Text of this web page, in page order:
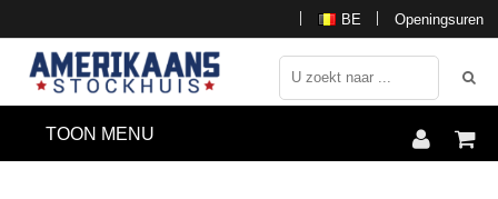
Openingsuren
BE
TOON MENU